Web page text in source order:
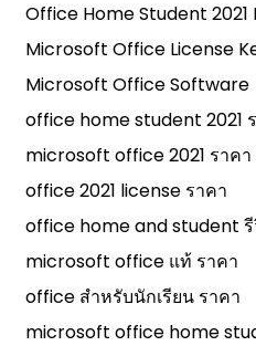
Office Home Student 2021
Microsoft Office License
Microsoft Office Software
office home student 2021
microsoft office 2021 ราคา
office 2021 license ราคา
office home and student รี
microsoft office แท้ ราคา
office สำหรับนักเรียน ราคา
microsoft office home